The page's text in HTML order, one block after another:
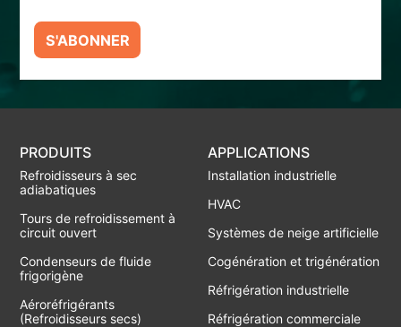
S'ABONNER
PRODUITS
Refroidisseurs à sec
adiabatiques
Tours de refroidissement à
circuit ouvert
Condenseurs de fluide
frigorigène
Aéroréfrigérants
(Refroidisseurs secs)
APPLICATIONS
Installation industrielle
HVAC
Systèmes de neige artificielle
Cogénération et trigénération
Réfrigération industrielle
Réfrigération commerciale